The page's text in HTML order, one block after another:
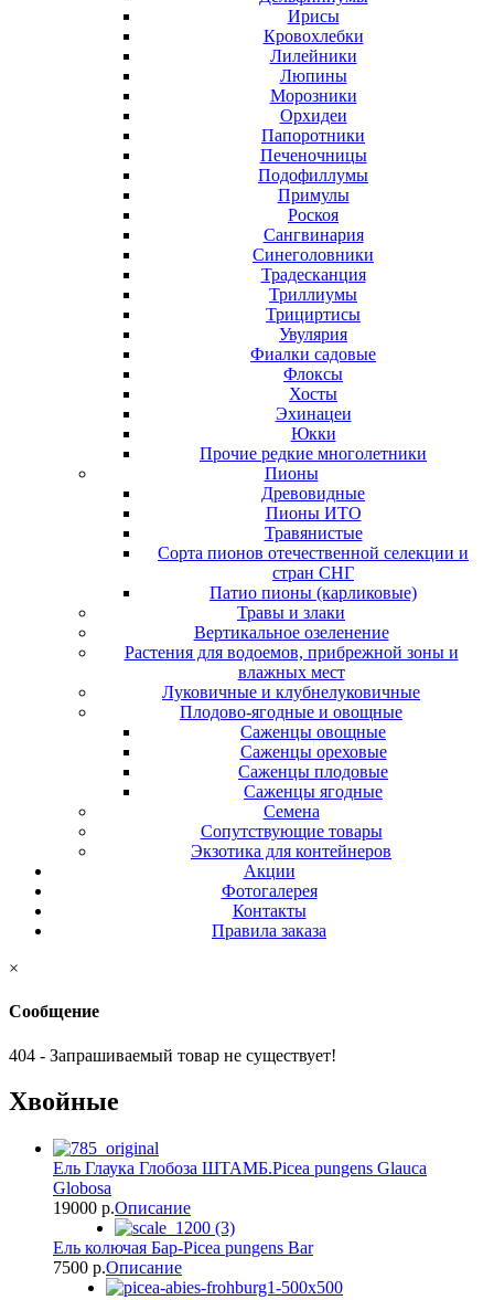
Ирисы
Кровохлебки
Лилейники
Люпины
Морозники
Орхидеи
Папоротники
Печеночницы
Подофиллумы
Примулы
Роскоя
Сангвинария
Синеголовники
Традесканция
Триллиумы
Трициртисы
Увулярия
Фиалки садовые
Флоксы
Хосты
Эхинацеи
Юкки
Прочие редкие многолетники
Пионы
Древовидные
Пионы ИТО
Травянистые
Сорта пионов отечественной селекции и
стран СНГ
Патио пионы (карликовые)
Травы и злаки
Вертикальное озеленение
Растения для водоемов, прибрежной зоны и
влажных мест
Луковичные и клубнелуковичные
Плодово-ягодные и овощные
Саженцы овощные
Саженцы ореховые
Саженцы плодовые
Саженцы ягодные
Семена
Сопутствующие товары
Экзотика для контейнеров
Акции
Фотогалерея
Контакты
Правила заказа
×
Сообщение
404 - Запрашиваемый товар не существует!
Хвойные
Ель Глаука Глобоза ШТАМБ.Picea pungens Glauca
Globosa
19000 p.Описание
Ель колючая Бар-Picea pungens Bar
7500 p.Описание